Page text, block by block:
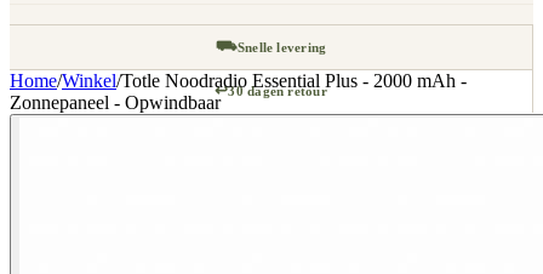
⛟Snelle levering
↩30 dagen retour
Home/Winkel/Totle Noodradio Essential Plus - 2000 mAh -
Zonnepaneel - Opwindbaar